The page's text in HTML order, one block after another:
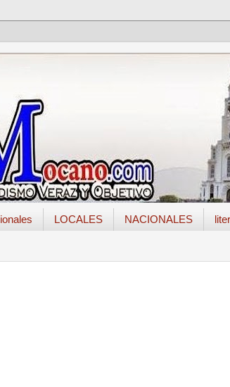
LOCALES NACIONALES